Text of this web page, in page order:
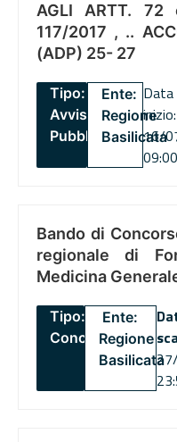
AGLI ARTT.
117/2017 , ..
(ADP) 25- 27
Tipo:
Avviso
Pubblico
Ente:
Regione
Basilicata
Data
inizio:
16/
09:00
Bando di
regionale di
Medicina
Tipo:
Concorsi
Ente:
Regione
Basilicata